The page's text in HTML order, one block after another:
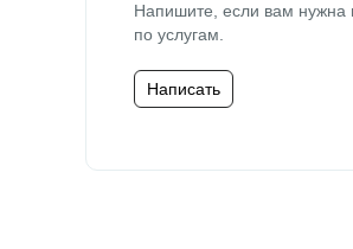
Напишите, если вам нужна
по услугам.
Написать